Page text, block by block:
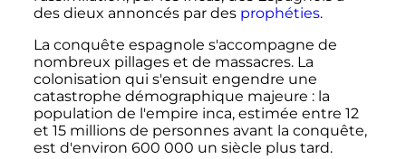
des dieux annoncés par des prophéties.
La conquête espagnole s'accompagne de
nombreux pillages et de massacres. La
colonisation qui s'ensuit engendre une
catastrophe démographique majeure : la
population de l'empire inca, estimée entre 12
et 15 millionsde personnes avant la conquête,
est d'environ 600 000 un siècle plus tard.